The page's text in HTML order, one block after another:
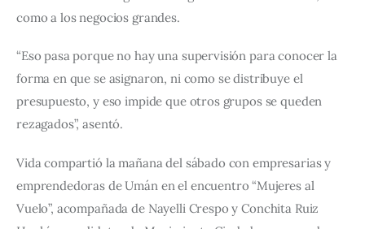
como a los negocios grandes.
“Eso pasa porque no hay una supervisión para conocer la
forma en que se asignaron, ni como se distribuye el
presupuesto, y eso impide que otros grupos se queden
rezagados”, asentó.
Vida compartió la mañana del sábado con empresarias y
emprendedoras de Umán en el encuentro “Mujeres al
Vuelo”, acompañada de Nayelli Crespo y Conchita Ruiz